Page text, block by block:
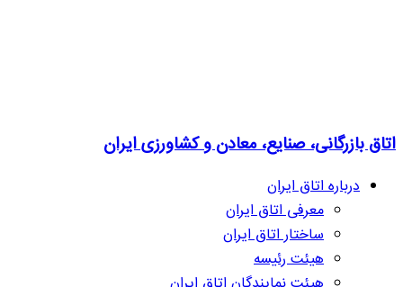
اتاق بازرگانی، صنایع، معادن و کشاورزی ایران
درباره اتاق ایران
معرفی اتاق ایران
ساختار اتاق ایران
هیئت رئیسه